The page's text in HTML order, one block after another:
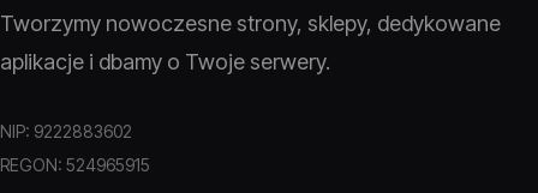
Tworzymy nowoczesne strony, sklepy, dedykowane
aplikacje i dbamy o Twoje serwery.
NIP: 9222883602
REGON: 524965915